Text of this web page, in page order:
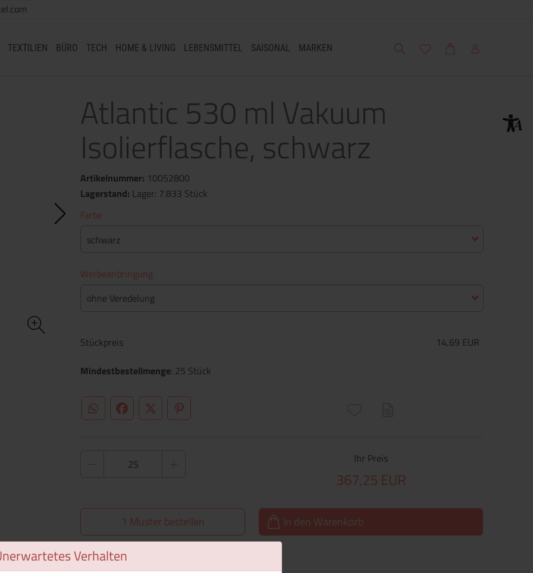
Verhalten
TEXTILIEN BÜRO TECH HOME & LIVING LEBENSMITTEL SAISONAL MARKEN Suche Meine Wunschliste
WarenkorbMein Account
Atlantic 530 ml Vakuum
Isolierflasche, schwarz
Artikelnummer: 10052800
Lagerstand: Lager: 7.833 Stück
Farbe
schwarz
Werbeanbringung
ohne Veredelung
Stückpreis
14,69 EUR
Mindestbestellmenge: 25 Stück
WhatsApp (#[creator\plugin\share\core\structs\SocialSharingServiceSettings]:only_chrome#)
FacebookTwitter (#[creator\plugin\share\core\structs\SocialSharingServiceSettings]:formaly_twitter#)
Pinterest
Ihr Preis
367,25 EUR
1 Muster bestellen In den Warenkorb
Überblick